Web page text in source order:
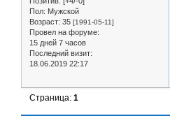
Пол: Мужской
Возраст: 35 [1991-05-11]
Провел на форуме:
15 дней 7 часов
Последний визит:
18.06.2019 22:17
Страница:1